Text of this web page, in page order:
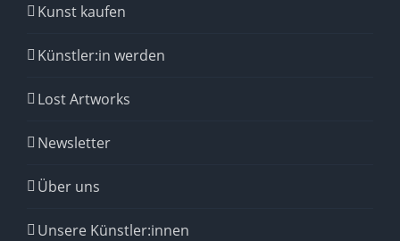
Kunst kaufen
Künstler:in werden
Lost Artworks
Newsletter
Über uns
Unsere Künstler:innen